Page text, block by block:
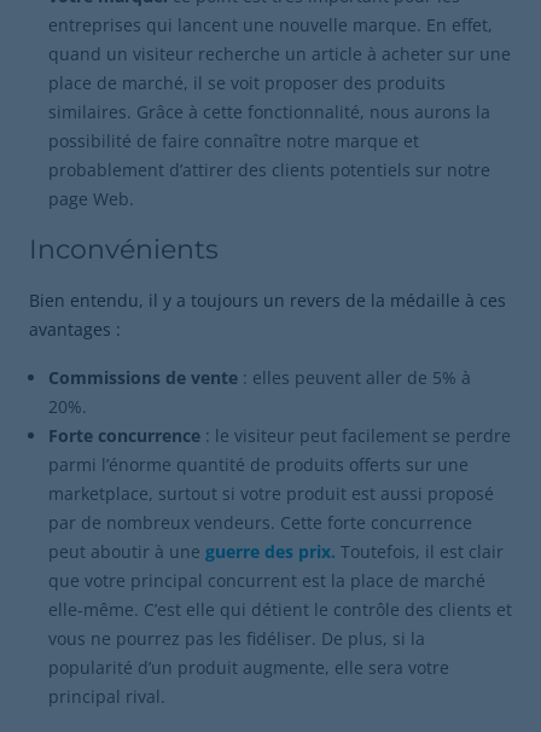
entreprises qui lancent une nouvelle marque. En effet,
quand un visiteur recherche un article à acheter sur une
place de marché, il se voit proposer des produits
similaires. Grâce à cette fonctionnalité, nous aurons la
possibilité de faire connaître notre marque et
probablement d’attirer des clients potentiels sur notre
page Web.
Inconvénients
Bien entendu, il y a toujours un revers de la médaille à ces
avantages :
Commissions de vente : elles peuvent aller de 5% à
20%.
Forte concurrence : le visiteur peut facilement se perdre
parmi l’énorme quantité de produits offerts sur une
marketplace, surtout si votre produit est aussi proposé
par de nombreux vendeurs. Cette forte concurrence
peut aboutir à une guerre des prix. Toutefois, il est clair
que votre principal concurrent est la place de marché
elle-même. C’est elle qui détient le contrôle des clients et
vous ne pourrez pas les fidéliser. De plus, si la
popularité d’un produit augmente, elle sera votre
principal rival.